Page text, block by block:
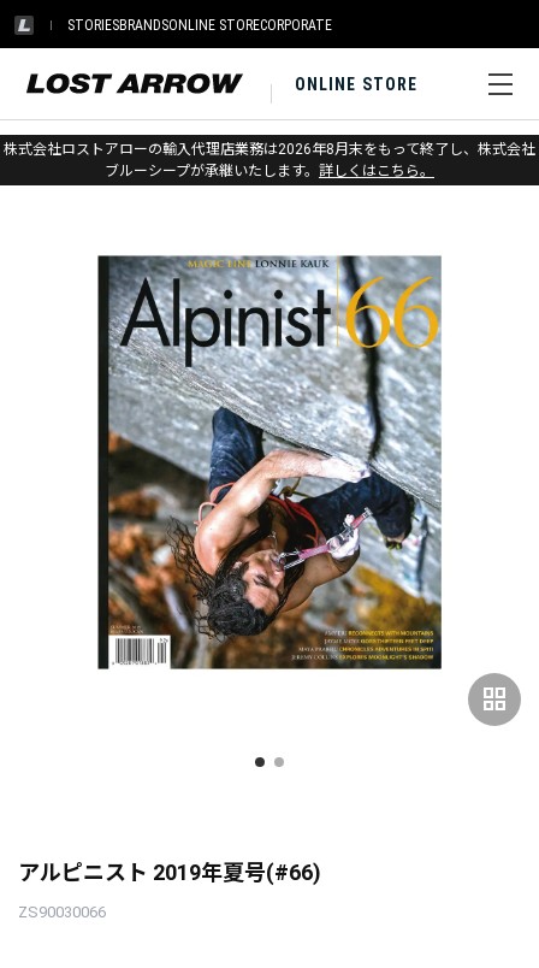
STORIESBRANDSONLINE STORECORPORATE
ONLINE STORE
株式会社ロストアローの輸入代理店業務は2026年8月末をもって終了し、株式会社
ブルーシープが承継いたします。 詳しくはこちら。
ホーム > 本
grid_view
アルピニスト 2019年夏号(#66)
ZS90030066